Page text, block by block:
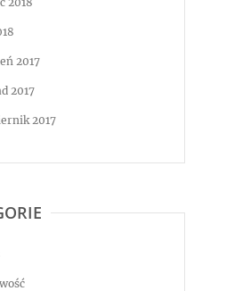
2017
2017
2017